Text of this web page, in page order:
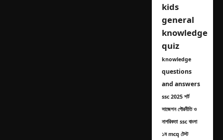
kids
general
knowledge
quiz
knowledge
questions
and answers
ssc 2025 শর্ট
সাজেশন পৌরনীতি ও
নাগরিকতা ssc বাংলা
১ম mcq টেস্ট